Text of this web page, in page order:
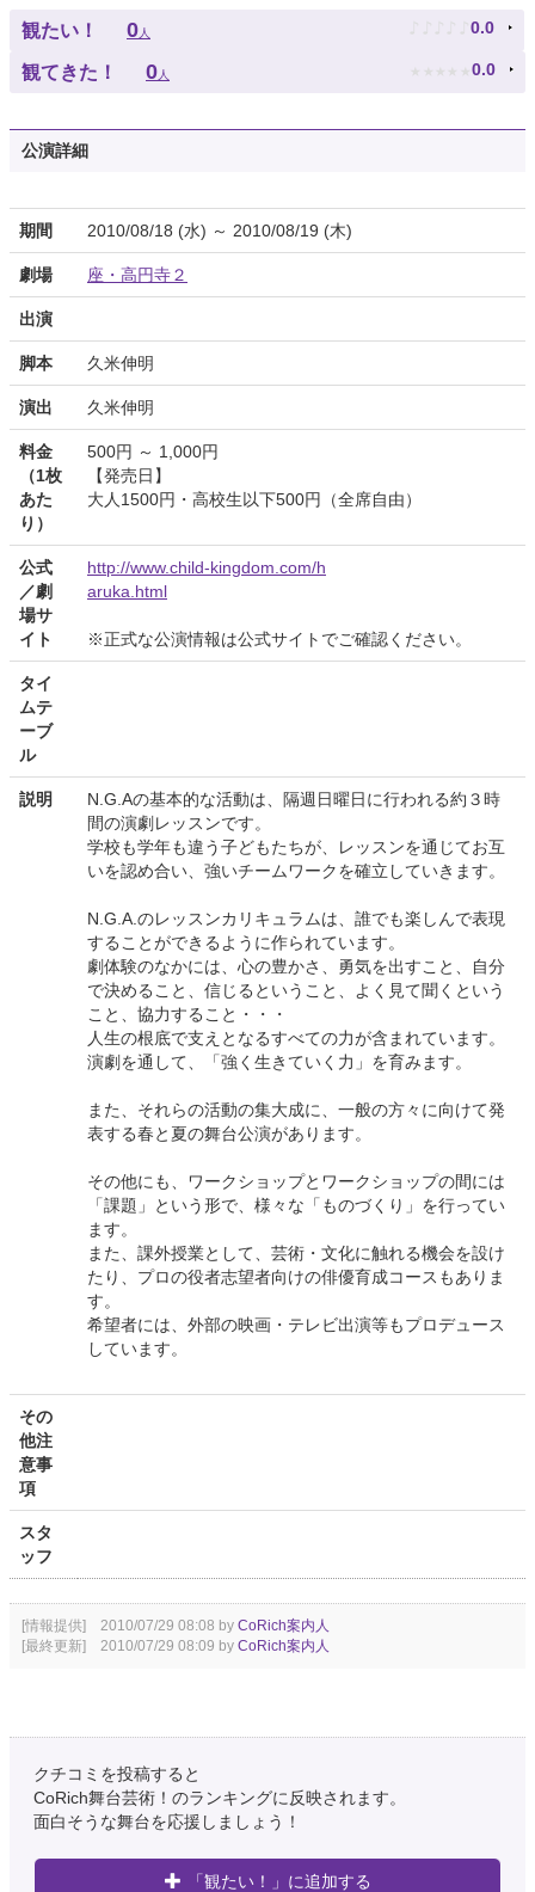
観たい！ 0人 ♪ ♪ ♪ ♪ ♪ 0.0
観てきた！ 0人 ★ ★ ★ ★ ★ 0.0
公演詳細
期間 2010/08/18 (水) ～ 2010/08/19 (木)
劇場 座・高円寺２
出演
脚本 久米伸明
演出 久米伸明
料金
（1枚
あた
り）
500円 ～ 1,000円
【発売日】
大人1500円・高校生以下500円（全席自由）
公式
／劇
場サ
イト
http://www.child-kingdom.com/h
aruka.html
※正式な公演情報は公式サイトでご確認ください。
タイ
ムテ
ーブ
ル
説明
N.G.Aの基本的な活動は、隔週日曜日に行われる約３時
間の演劇レッスンです。
学校も学年も違う子どもたちが、レッスンを通じてお互
いを認め合い、強いチームワークを確立していきます。
N.G.A.のレッスンカリキュラムは、誰でも楽しんで表現
することができるように作られています。
劇体験のなかには、心の豊かさ、勇気を出すこと、自分
で決めること、信じるということ、よく見て聞くという
こと、協力すること・・・
人生の根底で支えとなるすべての力が含まれています。
演劇を通して、「強く生きていく力」を育みます。
また、それらの活動の集大成に、一般の方々に向けて発
表する春と夏の舞台公演があります。
その他にも、ワークショップとワークショップの間には
「課題」という形で、様々な「ものづくり」を行ってい
ます。
また、課外授業として、芸術・文化に触れる機会を設け
たり、プロの役者志望者向けの俳優育成コースもありま
す。
希望者には、外部の映画・テレビ出演等もプロデュース
しています。
その
他注
意事
項
スタ
ッフ
[情報提供] 2010/07/29 08:08 by CoRich案内人
[最終更新] 2010/07/29 08:09 by CoRich案内人
クチコミを投稿すると
CoRich舞台芸術！のランキングに反映されます。
面白そうな舞台を応援しましょう！
「観たい！」に追加する